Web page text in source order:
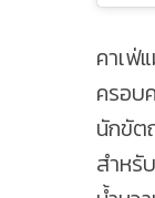
คาเฟ่
ครอบ
นักขัต
สำหรั